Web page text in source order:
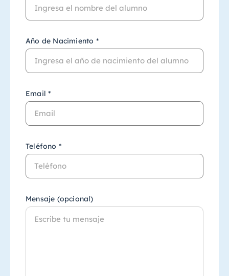
Año de Nacimiento *
Email *
Teléfono *
Mensaje (opcional)